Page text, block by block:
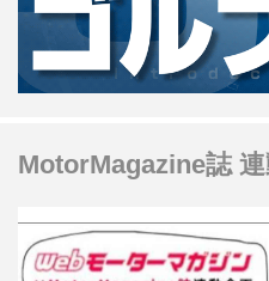
MotorMagazine誌